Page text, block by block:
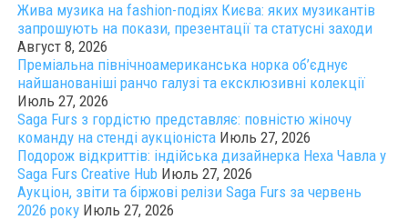
Жива музика на fashion-подіях Києва: яких музикантів
запрошують на покази, презентації та статусні заходи
Август 8, 2026
Преміальна північноамериканська норка об’єднує
найшанованіші ранчо галузі та ексклюзивні колекції
Июль 27, 2026
Saga Furs з гордістю представляє: повністю жіночу
команду на стенді аукціоніста Июль 27, 2026
Подорож відкриттів: індійська дизайнерка Неха Чавла у
Saga Furs Creative Hub Июль 27, 2026
Аукціон, звіти та біржові релізи Saga Furs за червень
2026 року Июль 27, 2026